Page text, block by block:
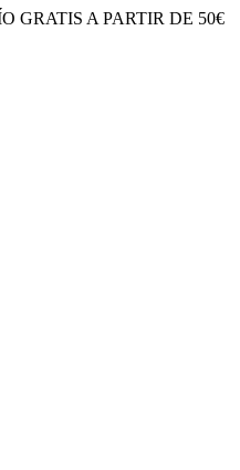
GRATIS A PARTIR DE 50€